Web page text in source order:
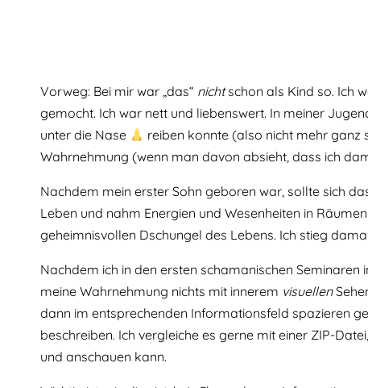
Vorweg: Bei mir war „das“ nichtschon als Kind so. Ich
gemocht. Ich war nett und liebenswert. In meiner
unter die Nase
reiben konnte (also nicht mehr ganz
Wahrnehmung (wenn man davon absieht, dass ich
Nachdem mein erster Sohn geboren war, sollte sich
Leben und nahm Energien und Wesenheiten in
geheimnisvollen Dschungel des Lebens. Ich stieg
Nachdem ich in den ersten schamanischen Seminaren
meine Wahrnehmung nichts mit innerem visuellen
dann im entsprechenden Informationsfeld spazieren
beschreiben. Ich vergleiche es gerne mit einer ZIP-
und anschauen kann.